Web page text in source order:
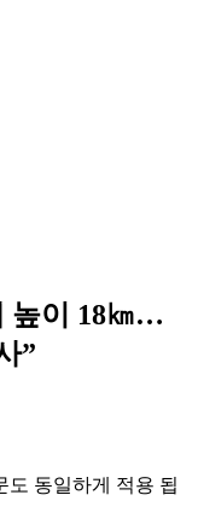
높이 18㎞…
”
도 동일하게 적용 됩